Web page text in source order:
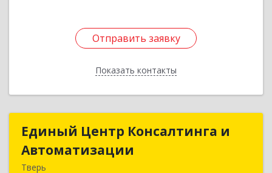
Отправить заявку
Показать контакты
Отправить заявку
Назад
Единый Центр Консалтинга и
Автоматизации
Тверь
Единый Центр Консалтинга и